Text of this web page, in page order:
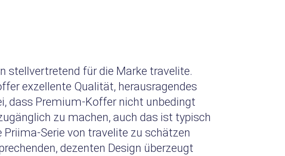
stellvertretend für die Marke travelite.
exzellente Qualität, herausragendes
dass Premium-Koffer nicht unbedingt
zu machen, auch das ist typisch
Serie von travelite zu schätzen
dezenten Design überzeugt